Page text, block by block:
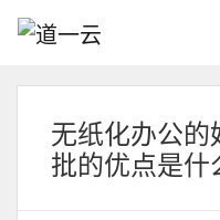
无纸化办公
批的优点是什